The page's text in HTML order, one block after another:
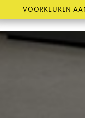
VOORKEUREN